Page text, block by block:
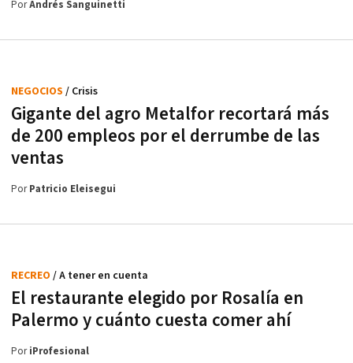
PorAndrés Sanguinetti
Gigante del agro Metalfor recortará más
de 200 empleos por el derrumbe de las
ventas
NEGOCIOS / Crisis
PorPatricio Eleisegui
El restaurante elegido por Rosalía en
Palermo y cuánto cuesta comer ahí
RECREO / A tener en cuenta
PoriProfesional